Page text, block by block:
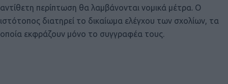
αντίθετη περίπτωση θα λαμβάνονται νομικά μέτρα. Ο
ιστότοπος διατηρεί το δικαίωμα ελέγχου των σχολίων, τα
οποία εκφράζουν μόνο το συγγραφέα τους.